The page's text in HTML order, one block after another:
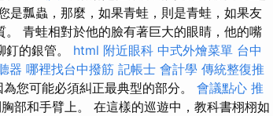
是瓢蟲，那麼，如果青蛙，則是青蛙，如果友
青蛙相對於他的臉有著巨大的眼睛，他的嘴
的銀管。 html 附近眼科 中式外燴菜單 台中
器 哪裡找台中撥筋 記帳士 會計學 傳統整復推
您可能必須糾正最典型的部分。 會議點心 推
部和手臂上。 在這樣的巡遊中，教科書栩栩如